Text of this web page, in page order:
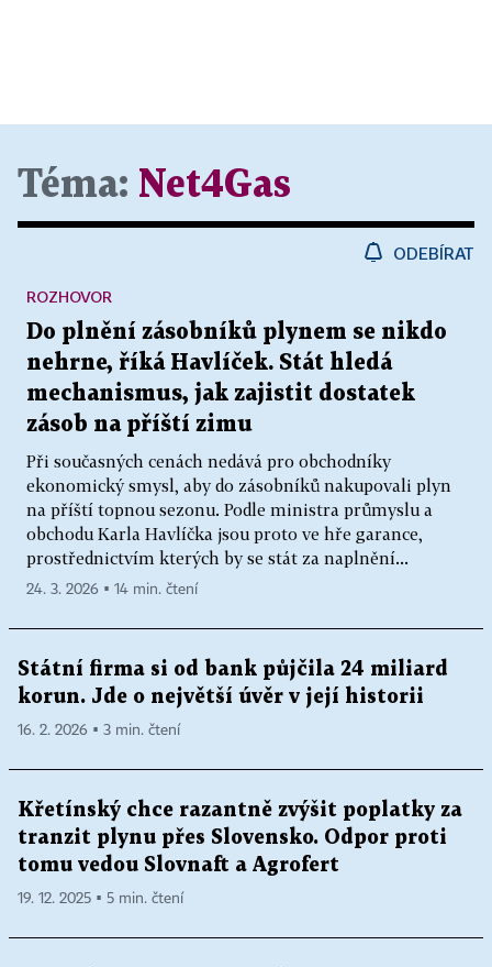
Téma: Net4Gas
ODEBÍRAT
Do plnění zásobníků plynem se nikdo
nehrne, říká Havlíček. Stát hledá
mechanismus, jak zajistit dostatek
zásob na příští zimu
Při současných cenách nedává pro obchodníky
ekonomický smysl, aby do zásobníků nakupovali plyn
na příští topnou sezonu. Podle ministra průmyslu a
obchodu Karla Havlíčka jsou proto ve hře garance,
prostřednictvím kterých by se stát za naplnění...
ROZHOVOR
24. 3. 2026 ▪ 14 min. čtení
Státní firma si od bank půjčila 24 miliard
korun. Jde o největší úvěr v její historii
16. 2. 2026 ▪ 3 min. čtení
Křetínský chce razantně zvýšit poplatky za
tranzit plynu přes Slovensko. Odpor proti
tomu vedou Slovnaft a Agrofert
19. 12. 2025 ▪ 5 min. čtení